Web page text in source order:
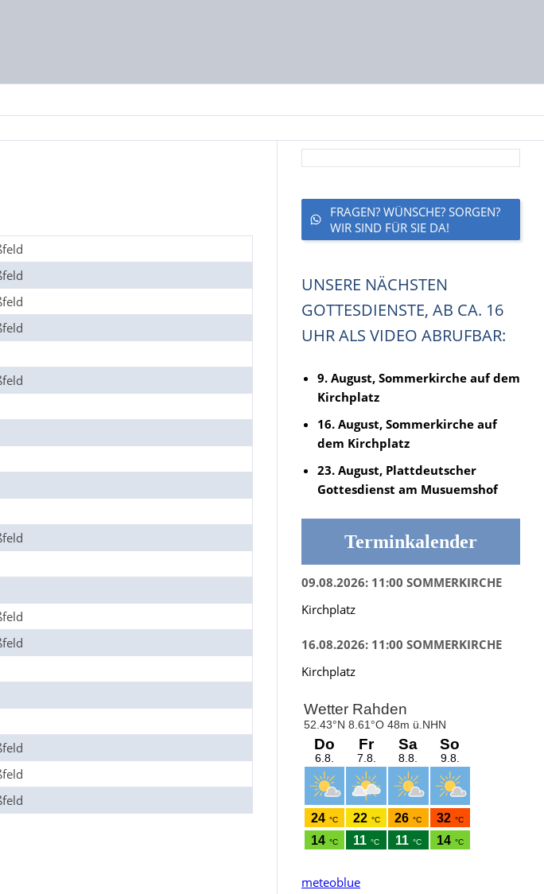
FRAGEN? WÜNSCHE? SORGEN?
WIR SIND FÜR SIE DA!
UNSERE NÄCHSTEN
GOTTESDIENSTE, AB CA. 16
UHR ALS VIDEO ABRUFBAR:
9. August, Sommerkirche auf dem
Kirchplatz
16. August, Sommerkirche auf
dem Kirchplatz
23. August, Plattdeutscher
Gottesdienst am Musuemshof
Terminkalender
09.08.2026: 11:00 SOMMERKIRCHE
Kirchplatz
16.08.2026: 11:00 SOMMERKIRCHE
Kirchplatz
meteoblue